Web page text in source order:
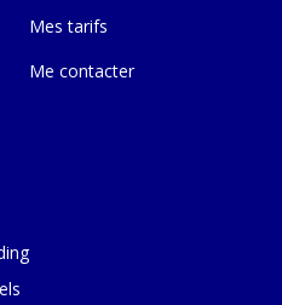
Mes tarifs
Me contacter